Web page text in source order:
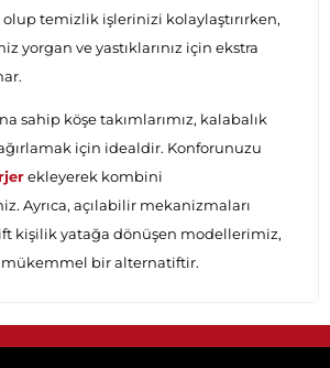
temizlik işlerinizi kolaylaştırırken,
yorgan ve yastıklarınız için ekstra
sahip köşe takımlarımız, kalabalık
için idealdir. Konforunuzu
ekleyerek kombini
Ayrıca, açılabilir mekanizmaları
kişilik yatağa dönüşen modellerimiz,
bir alternatiftir.